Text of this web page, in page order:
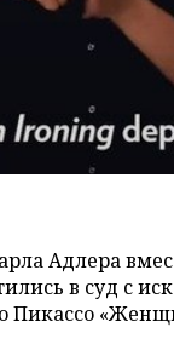
Адлера
в суд с
Пикассо